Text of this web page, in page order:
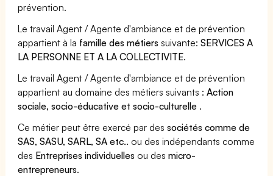
prévention.
Le travail Agent / Agente d'ambiance et de prévention
appartient à la famille des métiers suivante:SERVICES A
LA PERSONNE ET A LA COLLECTIVITE.
Le travail Agent / Agente d'ambiance et de prévention
appartient au domaine des métiers suivants :Action
sociale, socio-éducative et socio-culturelle .
Ce métier peut être exercé par dessociétés comme de
SAS, SASU, SARL, SA etc.. ou des indépendants comme
des Entreprises individuelles ou desmicro-
entrepreneurs.